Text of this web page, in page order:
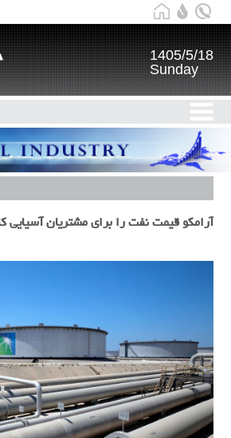
1405/5/18
Sunday
آرامکو قیمت نفت را برای مشتریان آسیایی